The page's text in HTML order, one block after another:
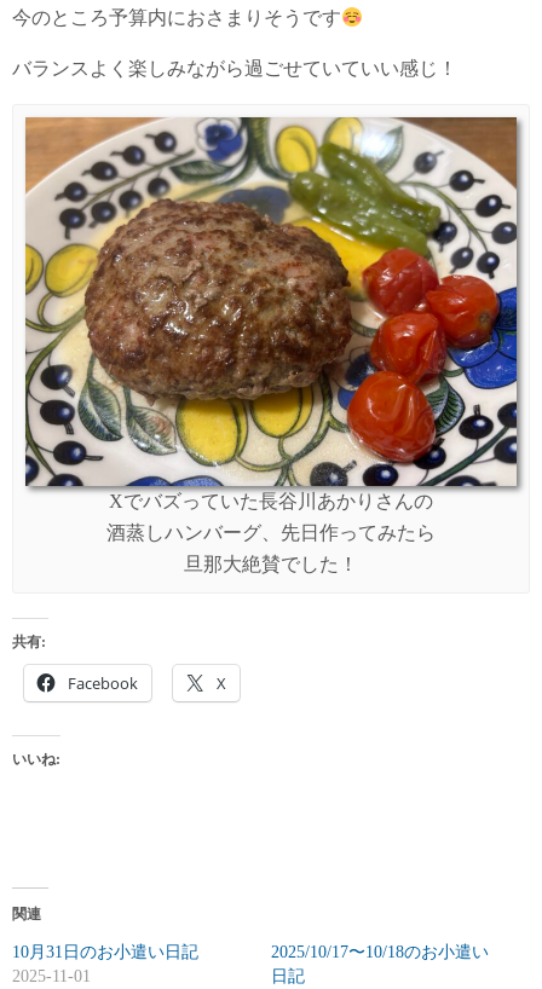
今のところ予算内におさまりそうです
バランスよく楽しみながら過ごせていていい感じ！
Xでバズっていた長谷川あかりさんの
酒蒸しハンバーグ、先日作ってみたら
旦那大絶賛でした！
共有:
Facebook X
いいね:
関連
10月31日のお小遣い日記
2025-11-01
2025/10/17〜10/18のお小遣い
日記